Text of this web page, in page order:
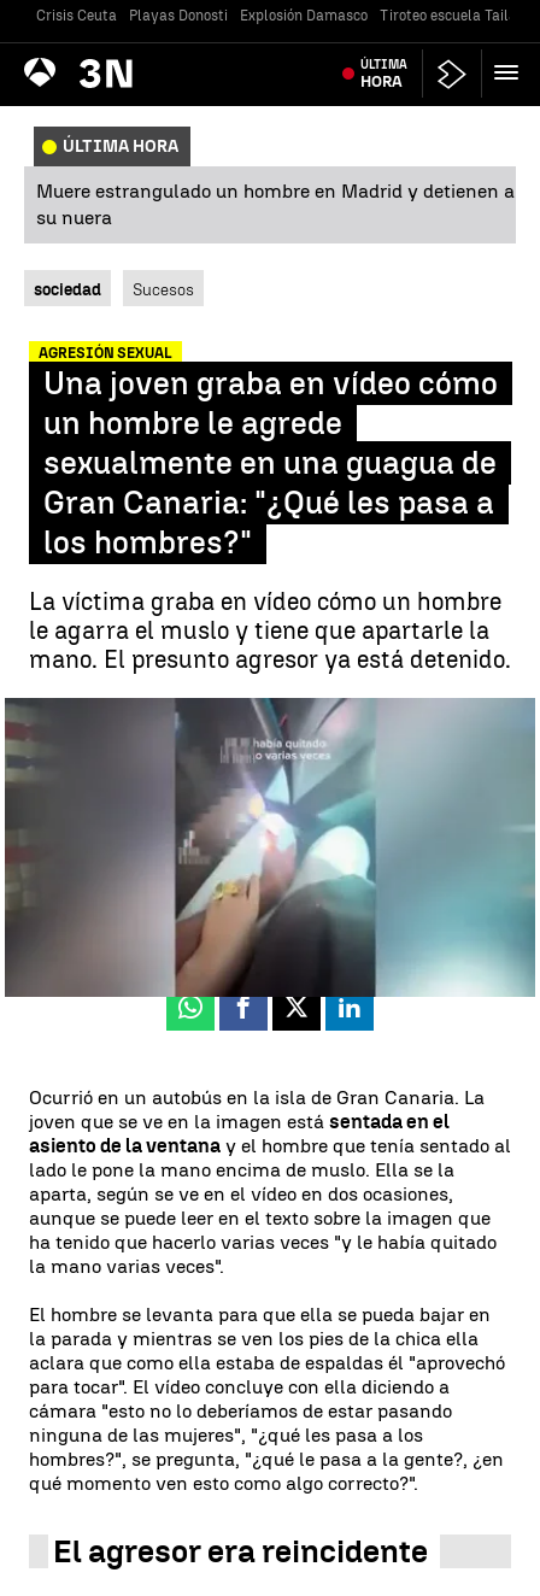
Crisis Ceuta Playas Donosti Explosión Damasco Tiroteo escuela
Antena
3 Noticias ÚLTIMA
HORA
ÚLTIMA HORA
Muere estrangulado un hombre en Madrid y detienen a
su nuera
sociedad Sucesos
AGRESIÓN SEXUAL
Una joven graba en vídeo cómo
un hombre le agrede
sexualmente en una guagua de
Gran Canaria: "¿Qué les pasa a
los hombres?"
La víctima graba en vídeo cómo un hombre
le agarra el muslo y tiene que apartarle la
mano. El presunto agresor ya está detenido.
La víctima graba en vídeo cómo un hombre le agarra el muslo |
Déborah Sabina
Publicado: 24 de septiembre de 2024, 18:23
Whatsapp
Facebook
X Linkedin
Ocurrió en un autobús en la isla de Gran Canaria. La
joven que se ve en la imagen está sentada en el
asiento de la ventana y el hombre que tenía sentado al
lado le pone la mano encima de muslo. Ella se la
aparta, según se ve en el vídeo en dos ocasiones,
aunque se puede leer en el texto sobre la imagen que
ha tenido que hacerlo varias veces "y le había quitado
la mano varias veces".
El hombre se levanta para que ella se pueda bajar en
la parada y mientras se ven los pies de la chica ella
aclara que como ella estaba de espaldas él "aprovechó
para tocar". El vídeo concluye con ella diciendo a
cámara "esto no lo deberíamos de estar pasando
ninguna de las mujeres", "¿qué les pasa a los
hombres?", se pregunta, "¿qué le pasa a la gente?, ¿en
qué momento ven esto como algo correcto?".
El agresor era reincidente